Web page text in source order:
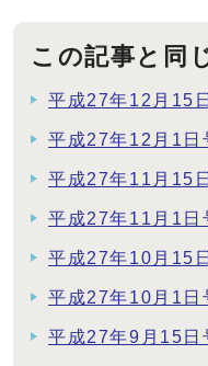
この記事と同
平成27年12月15
平成27年12月1日
平成27年11月15
平成27年11月1日
平成27年10月15
平成27年10月1日
平成27年9月15日